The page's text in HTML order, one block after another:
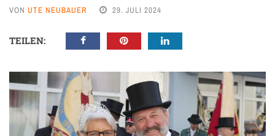
VON UTE NEUBAUER 29. JULI 2024
TEILEN: